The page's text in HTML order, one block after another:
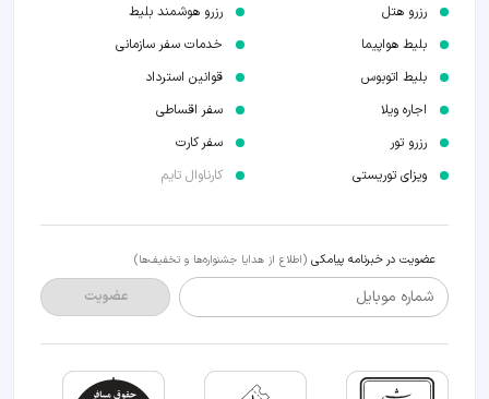
رزرو هتل
بلیط هواپیما
بلیط اتوبوس
اجاره ویلا
رزرو تور
ویزای توریستی
رزرو هوشمند بلیط
خدمات سفر سازمانی
قوانین استرداد
سفر اقساطی
سفر کارت
کارناوال تایم
عضویت در خبرنامه پیامکی (اطلاع از هدایا جشنواره‌ها و تخفیف‌ها)
شماره موبایل عضویت